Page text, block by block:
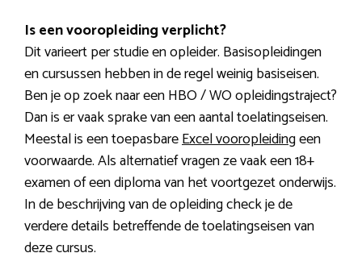
Is een vooropleiding verplicht?
Dit varieert per studie en opleider. Basisopleidingen
en cursussen hebben in de regel weinig basiseisen.
Ben je op zoek naar een HBO / WO opleidingstraject?
Dan is er vaak sprake van een aantal toelatingseisen.
Meestal is een toepasbareExcel vooropleidingeen
voorwaarde. Als alternatief vragen ze vaak een 18+
examen of een diploma van het voortgezet onderwijs.
In de beschrijving van de opleiding check je de
verdere details betreffende de toelatingseisen van
deze cursus.